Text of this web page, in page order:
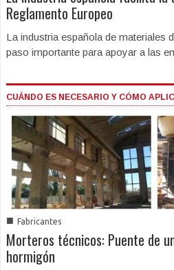
Reglamento Europeo
La industria española de materiales
paso importante para apoyar a las
CUÁNDO ES NECESARIO Y CÓMO
■ Fabricantes
Morteros técnicos: Puente de
hormigón